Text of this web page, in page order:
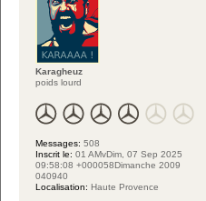
Karagheuz
poids lourd
Messages: 508
Inscrit le: 01 AMvDim, 07 Sep 2025
09:58:08 +000058Dimanche 2009
040940
Localisation: Haute Provence